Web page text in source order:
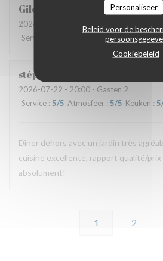
Personaliseer
Beleid voor de
Cookiebeleid
Gildas
2026-07-22
Service
:5/5 Keuken: 5
stéphane
2026-07-22 - 20:00 - Gasten 2
Service : 5/5 Atmosfeer : 5/5 Keuken : 5
Dîner dehors avec un jardin très
cuisine excellente, rapport qualité/
absolument!
1 2